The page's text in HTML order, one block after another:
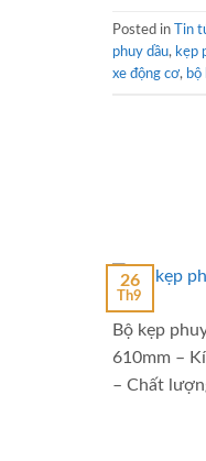
Posted in Tin
phuy dầu, kẹp
xe động cơ, bộ
26
Th9
Bộ kẹp
610mm –
– Chất